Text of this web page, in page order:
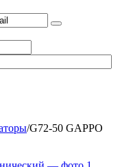
/G72-50 GAPPO